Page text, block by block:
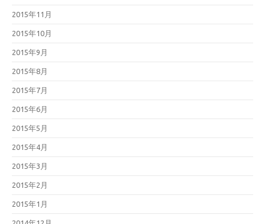
2015年11月
2015年10月
2015年9月
2015年8月
2015年7月
2015年6月
2015年5月
2015年4月
2015年3月
2015年2月
2015年1月